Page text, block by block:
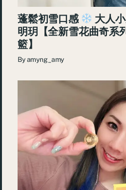
蓬鬆初雪口感 大人
明玥【全新雪花曲奇系
籃】
Byamyng_amy